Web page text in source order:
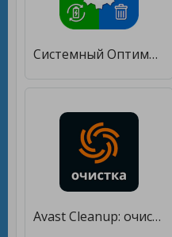
Системный Оптимизатор: Чистка, Ускорение, Батарея [Полная версия]
Avast Cleanup: очистка, ускорение и оптимизация [Полная версия]